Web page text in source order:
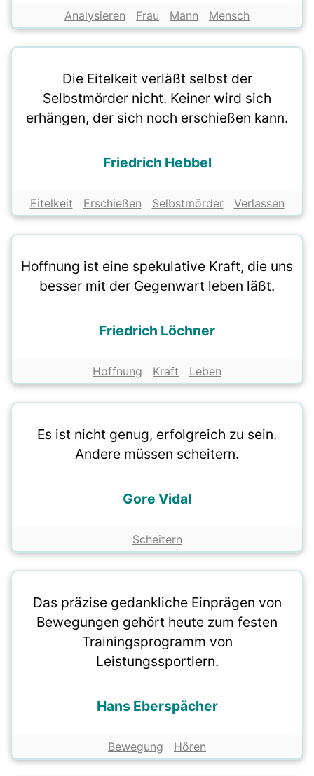
Analysieren Frau Mann Mensch
Die Eitelkeit verläßt selbst der
Selbstmörder nicht. Keiner wird sich
erhängen, der sich noch erschießen kann.
Friedrich Hebbel
Eitelkeit Erschießen Selbstmörder Verlassen
Hoffnung ist eine spekulative Kraft, die uns
besser mit der Gegenwart leben läßt.
Friedrich Löchner
Hoffnung Kraft Leben
Es ist nicht genug, erfolgreich zu sein.
Andere müssen scheitern.
Gore Vidal
Scheitern
Das präzise gedankliche Einprägen von
Bewegungen gehört heute zum festen
Trainingsprogramm von
Leistungssportlern.
Hans Eberspächer
Bewegung Hören